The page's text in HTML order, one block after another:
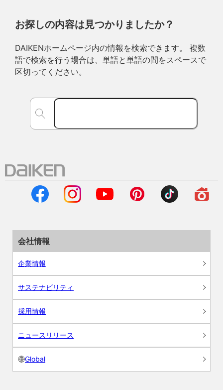
お探しの内容は見つかりましたか？
DAIKENホームページ内の情報を検索できます。 複数
語で検索を行う場合は、単語と単語の間をスペースで
区切ってください。
会社情報
企業情報
サステナビリティ
採用情報
ニュースリリース
Global